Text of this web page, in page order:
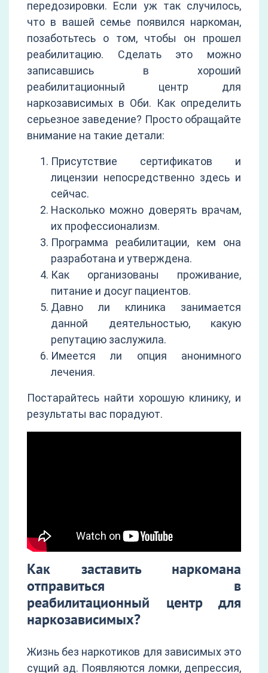
передозировки. Если уж так случилось,
что в вашей семье появился наркоман,
позаботьтесь о том, чтобы он прошел
реабилитацию. Сделать это можно
записавшись в хороший
реабилитационный центр для
наркозависимых в Оби. Как определить
серьезное заведение? Просто обращайте
внимание на такие детали:
Присутствие сертификатов и
лицензии непосредственно здесь и
сейчас.
Насколько можно доверять врачам,
их профессионализм.
Программа реабилитации, кем она
разработана и утверждена.
Как организованы проживание,
питание и досуг пациентов.
Давно ли клиника занимается
данной деятельностью, какую
репутацию заслужила.
Имеется ли опция анонимного
лечения.
Постарайтесь найти хорошую клинику, и
результаты вас порадуют.
Как заставить наркомана
отправиться в
реабилитационный центр для
наркозависимых?
Жизнь без наркотиков для зависимых это
сущий ад. Появляются ломки, депрессия,